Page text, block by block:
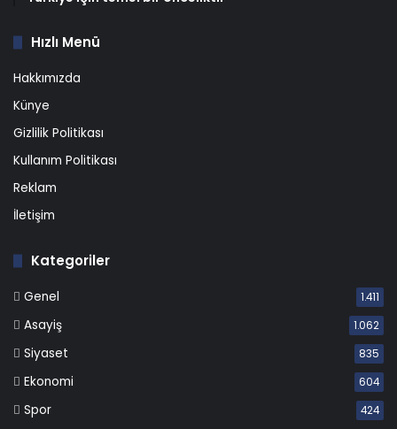
Hızlı Menü
Hakkımızda
Künye
Gizlilik Politikası
Kullanım Politikası
Reklam
İletişim
Kategoriler
Genel 1.411
Asayiş 1.062
Siyaset 835
Ekonomi 604
Spor 424